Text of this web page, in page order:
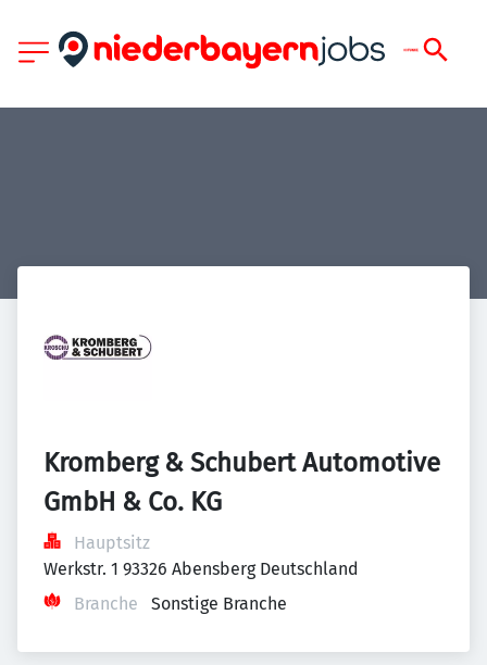
Kromberg & Schubert Automotive
GmbH & Co. KG
Hauptsitz
Werkstr. 1 93326 Abensberg Deutschland
Branche
Sonstige Branche